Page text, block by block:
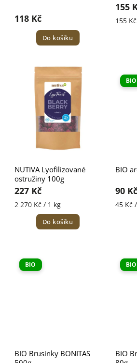
118 Kč
Do košíku
155
155
NUTIVA Lyofilizované
ostružiny 100g
227 Kč
2 270 Kč / 1 kg
Do košíku
BIO
BIO
90 Kč
45 Kč
BIO
BIO Brusinky BONITAS
BIO
BIO